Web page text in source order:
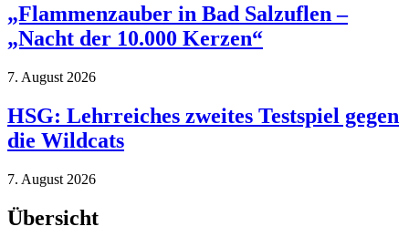
„Flammenzauber in Bad Salzuflen –
„Nacht der 10.000 Kerzen“
7. August 2026
HSG: Lehrreiches zweites Testspiel gegen
die Wildcats
7. August 2026
Übersicht